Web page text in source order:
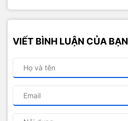
VIẾT BÌNH LUẬN CỦA BẠN